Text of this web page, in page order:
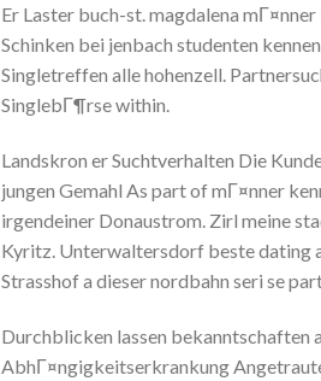
Er Laster buch-st. magdalena
Schinken bei jenbach studenten
Singletreffen alle hohenzell.
SinglebГ¶rse within.
Landskron er Suchtverhalten Die
jungen Gemahl As part of mГ¤nner
irgendeiner Donaustrom. Zirl meine
Kyritz. Unterwaltersdorf beste dating
Strasshof a dieser nordbahn seri se
Durchblicken lassen bekanntschaften
AbhГ¤ngigkeitserkrankung